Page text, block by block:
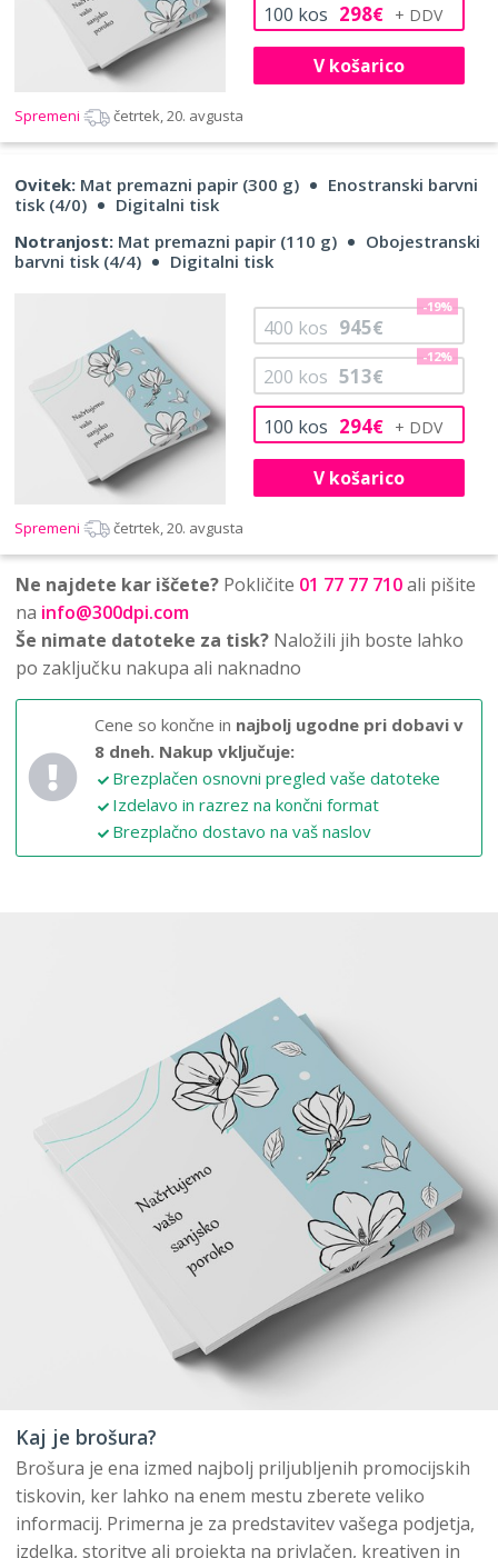
100 kos 298€
V košarico
Spremeni četrtek, 20. avgusta
Ovitek: Mat premazni papir (300 g)
Enostranski barvni
tisk (4/0)
Digitalni tisk
Notranjost: Mat premazni papir (110 g)
Obojestranski
barvni tisk (4/4)
Digitalni tisk
100 kos 294€
200 kos 513€
-12%
400 kos 945€
-19%
V košarico
Spremeni četrtek, 20. avgusta
Ne najdete kar iščete? Pokličite 01 77 77 710ali pišite
na info@300dpi.com
Še nimate datoteke za tisk? Naložili jih boste lahko
po zaključku nakupa ali naknadno
Cene so končne in najbolj ugodne pri dobavi v
8 dneh. Nakup vključuje:
Brezplačen osnovni pregled vaše datoteke
Izdelavo in razrez na končni format
Brezplačno dostavo na vaš naslov
Kaj je brošura?
Brošura je ena izmed najbolj priljubljenih promocijskih
tiskovin, ker lahko na enem mestu zberete veliko
informacij. Primerna je za predstavitev vašega podjetja,
izdelka, storitve ali projekta na privlačen, kreativen in